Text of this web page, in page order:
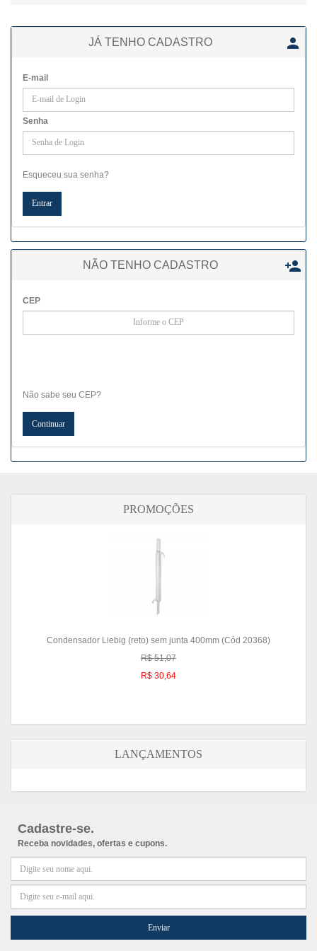
JÁ TENHO CADASTRO 
E-mail
Senha
Esqueceu sua senha?
NÃO TENHO CADASTRO 
CEP
Não sabe seu CEP?
PROMOÇÕES
Condensador Liebig (reto) sem junta 400mm (Cód 20368)
R$ 51,07
R$ 30,64
LANÇAMENTOS
Cadastre-se.
Receba novidades, ofertas e cupons.